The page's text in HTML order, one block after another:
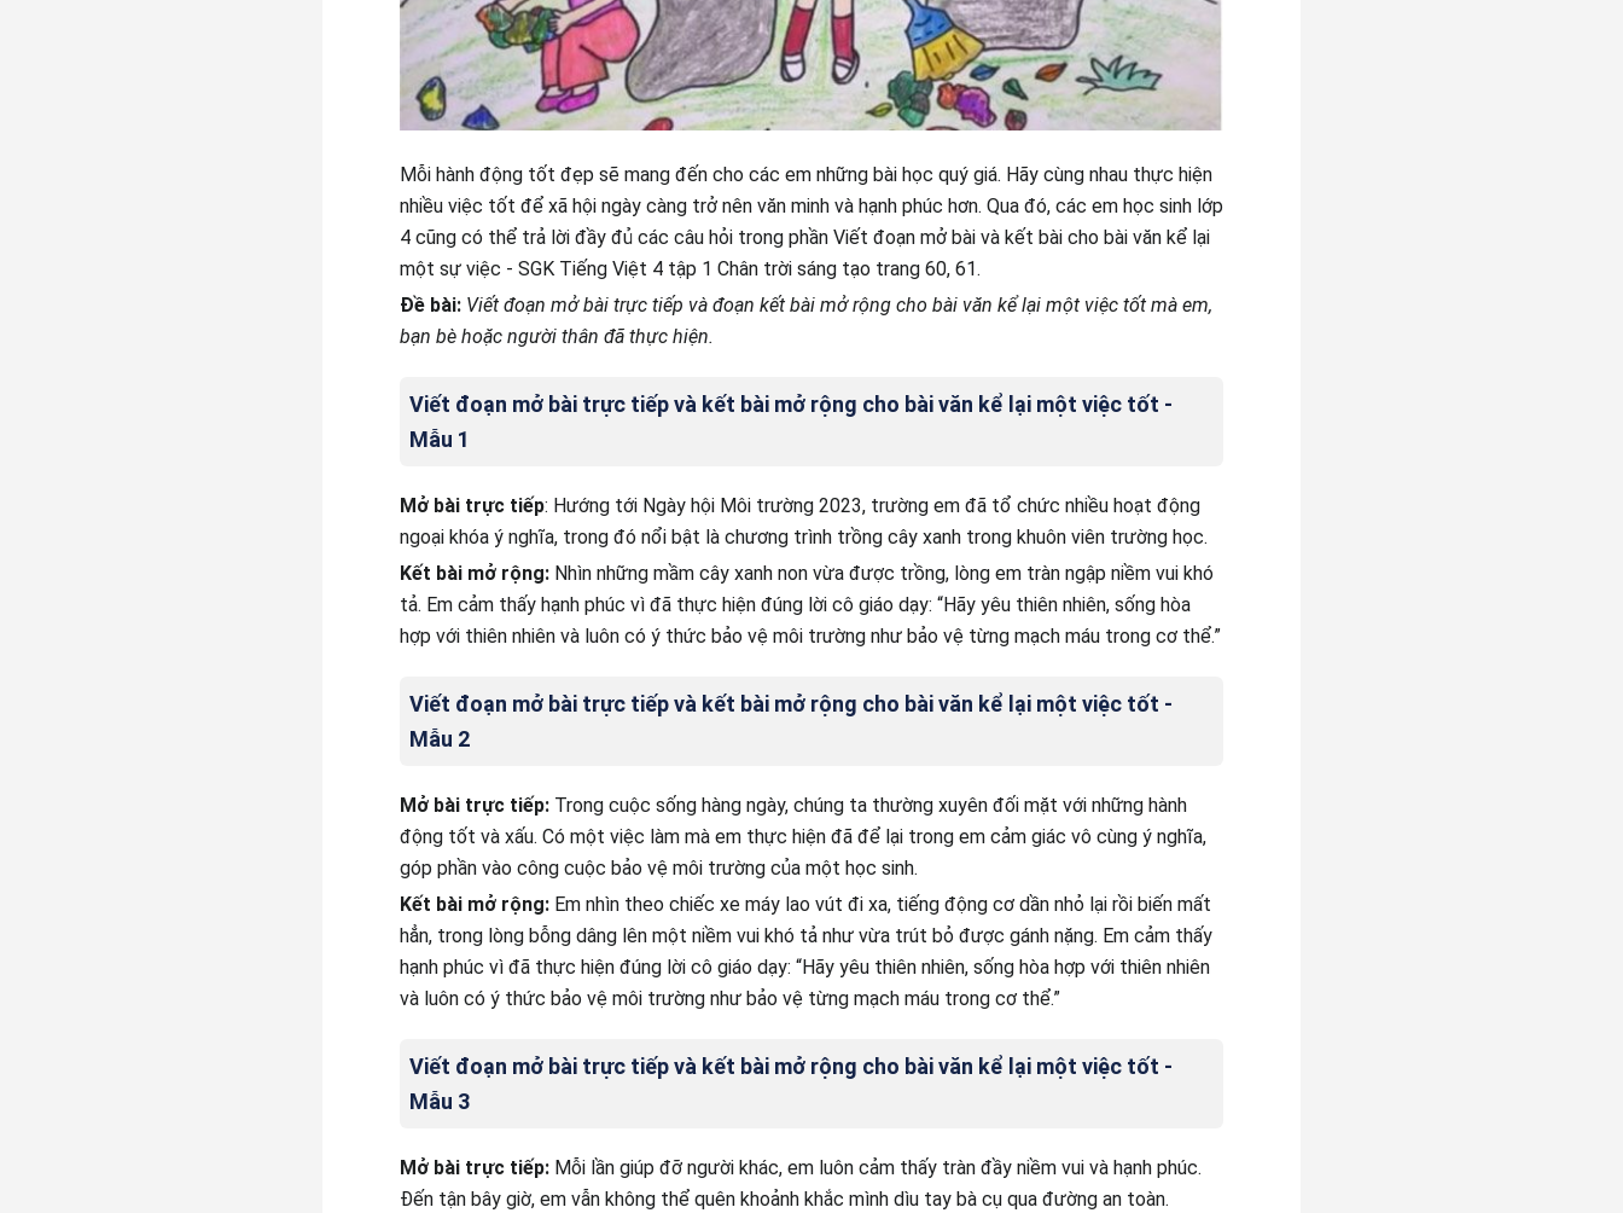
Mỗi hành động tốt đẹp sẽ mang đến cho các em những bài học quý giá. Hãy cùng nhau thực hiện
nhiều việc tốt để xã hội ngày càng trở nên văn minh và hạnh phúc hơn. Qua đó, các em học sinh lớp
4 cũng có thể trả lời đầy đủ các câu hỏi trong phần Viết đoạn mở bài và kết bài cho bài văn kể lại
một sự việc - SGK Tiếng Việt 4 tập 1 Chân trời sáng tạo trang 60, 61.
Đề bài: Viết đoạn mở bài trực tiếp và đoạn kết bài mở rộng cho bài văn kể lại một việc tốt mà em,
bạn bè hoặc người thân đã thực hiện.
Viết đoạn mở bài trực tiếp và kết bài mở rộng cho bài văn kể lại một việc tốt -
Mẫu 1
Mở bài trực tiếp: Hướng tới Ngày hội Môi trường 2023, trường em đã tổ chức nhiều hoạt động
ngoại khóa ý nghĩa, trong đó nổi bật là chương trình trồng cây xanh trong khuôn viên trường học.
Kết bài mở rộng: Nhìn những mầm cây xanh non vừa được trồng, lòng em tràn ngập niềm vui khó
tả. Em cảm thấy hạnh phúc vì đã thực hiện đúng lời cô giáo dạy: “Hãy yêu thiên nhiên, sống hòa
hợp với thiên nhiên và luôn có ý thức bảo vệ môi trường như bảo vệ từng mạch máu trong cơ thể.”
Viết đoạn mở bài trực tiếp và kết bài mở rộng cho bài văn kể lại một việc tốt -
Mẫu 2
Mở bài trực tiếp:Trong cuộc sống hàng ngày, chúng ta thường xuyên đối mặt với những hành
động tốt và xấu. Có một việc làm mà em thực hiện đã để lại trong em cảm giác vô cùng ý nghĩa,
góp phần vào công cuộc bảo vệ môi trường của một học sinh.
Kết bài mở rộng: Em nhìn theo chiếc xe máy lao vút đi xa, tiếng động cơ dần nhỏ lại rồi biến mất
hẳn, trong lòng bỗng dâng lên một niềm vui khó tả như vừa trút bỏ được gánh nặng. Em cảm thấy
hạnh phúc vì đã thực hiện đúng lời cô giáo dạy: “Hãy yêu thiên nhiên, sống hòa hợp với thiên nhiên
và luôn có ý thức bảo vệ môi trường như bảo vệ từng mạch máu trong cơ thể.”
Viết đoạn mở bài trực tiếp và kết bài mở rộng cho bài văn kể lại một việc tốt -
Mẫu 3
Mở bài trực tiếp: Mỗi lần giúp đỡ người khác, em luôn cảm thấy tràn đầy niềm vui và hạnh phúc.
Đến tận bây giờ, em vẫn không thể quên khoảnh khắc mình dìu tay bà cụ qua đường an toàn.